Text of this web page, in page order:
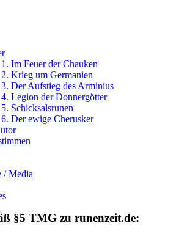
1. Im Feuer der Chauken
2. Krieg um Germanien
3. Der Aufstieg des Arminius
4. Legion der Donnergötter
5. Schicksalsrunen
6. Der ewige Cherusker
/ Media
§5 TMG zu runenzeit.de: